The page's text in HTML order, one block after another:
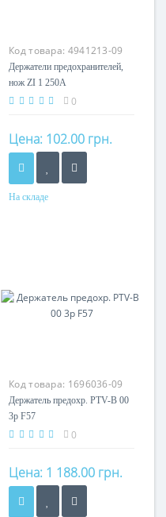
Код товара: 4941213-09
Держатели предохранителей,
нож ZI 1 250A
0
Цена: 102.00 грн.
На складе
Код товара: 1696036-09
Держатель предохр. PTV-B 00
3p F57
0
Цена: 1 188.00 грн.